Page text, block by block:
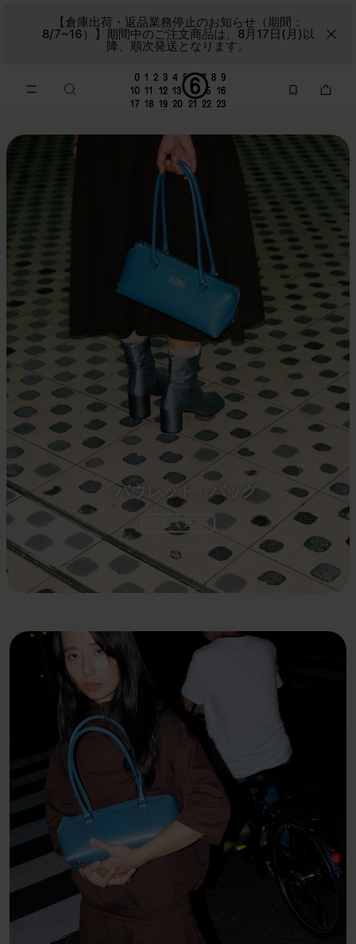
【倉庫出荷・返品業務停止のお知らせ（期間：
8/7~16）】期間中のご注文商品は、8月17日(月)以
降、順次発送となります。
「バウレット」バッグ
詳しく見る